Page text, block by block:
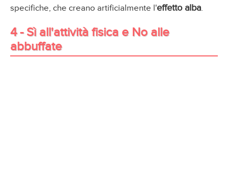
specifiche, che creano artificialmente l'effetto alba.
4 - Sì all'attività fisica e No alle
abbuffate